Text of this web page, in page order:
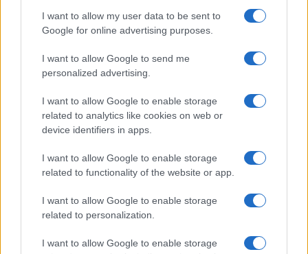
I want to allow my user data to be sent to
Google for online advertising purposes.
I want to allow Google to send me
personalized advertising.
I want to allow Google to enable storage
related to analytics like cookies on web or
device identifiers in apps.
I want to allow Google to enable storage
related to functionality of the website or app.
I want to allow Google to enable storage
related to personalization.
I want to allow Google to enable storage
aquellos que buscan una experiencia más
auténtica.
2. Boraca
paseos en velero y hermosos complejos turísticos
adornan esta isla que ha sido constantemente
mundo por los sitios de reseñas de viajes. La
región más poblada de Boracay es la parte
central de White Beach, que cuenta con la mayor
cantidad de oportunidades para la comida, la
aventura, las compras y la diversión pública.